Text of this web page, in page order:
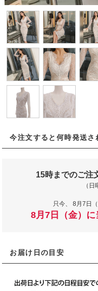
今注文すると何時発送さ
15時までのご注
（
只今、 8月7日
8月7日（金）に
お届け日の目安